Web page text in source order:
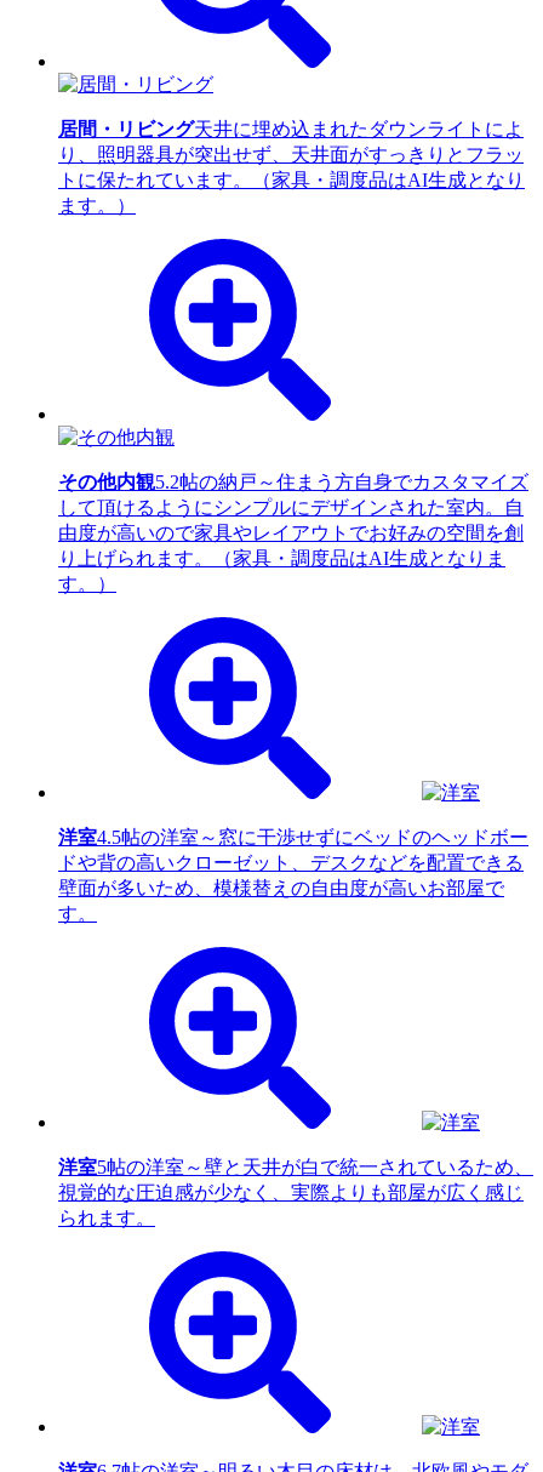
居間・リビング天井に埋め込まれたダウンライトによ
り、照明器具が突出せず、天井面がすっきりとフラッ
トに保たれています。（家具・調度品はAI生成となり
ます。）
その他内観5.2帖の納戸～住まう方自身でカスタマイズ
して頂けるようにシンプルにデザインされた室内。自
由度が高いので家具やレイアウトでお好みの空間を創
り上げられます。（家具・調度品はAI生成となりま
す。）
洋室4.5帖の洋室～窓に干渉せずにベッドのヘッドボー
ドや背の高いクローゼット、デスクなどを配置できる
壁面が多いため、模様替えの自由度が高いお部屋で
す。
洋室5帖の洋室～壁と天井が白で統一されているため、
視覚的な圧迫感が少なく、実際よりも部屋が広く感じ
られます。